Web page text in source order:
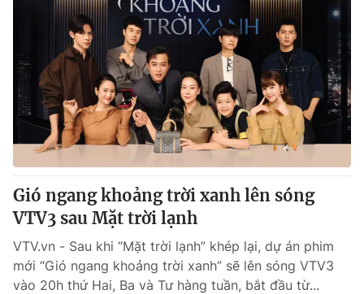
Gió ngang khoảng trời xanh lên sóng
VTV3 sau Mặt trời lạnh
VTV.vn - Sau khi “Mặt trời lạnh” khép lại, dự án phim
mới “Gió ngang khoảng trời xanh” sẽ lên sóng VTV3
vào 20h thứ Hai, Ba và Tư hàng tuần, bắt đầu từ...